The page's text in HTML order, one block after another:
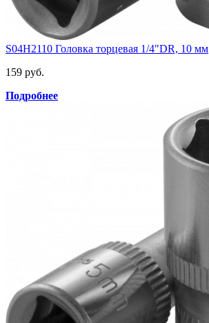
S04H2110 Головка торцевая 1/4"DR, 10 мм
159 руб.
Подробнее